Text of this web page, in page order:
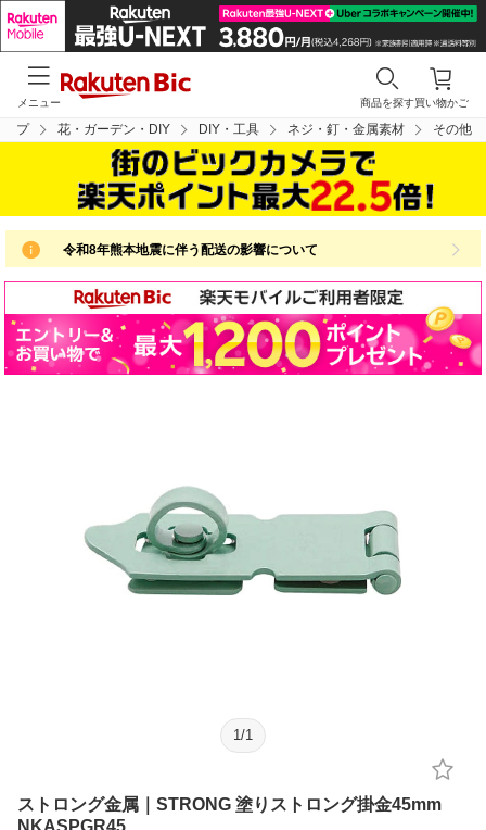
買い物かご
商品を探す
メニュー
ップ 花・ガーデン・DIY DIY・工具 ネジ・釘・金属素材 その他
令和8年熊本地震に伴う配送の影響について
1 /1
ストロング金属｜STRONG 塗りストロング掛金45mm
NKASPGR45